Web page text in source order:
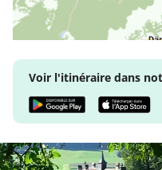
Voir l'itinéraire dans